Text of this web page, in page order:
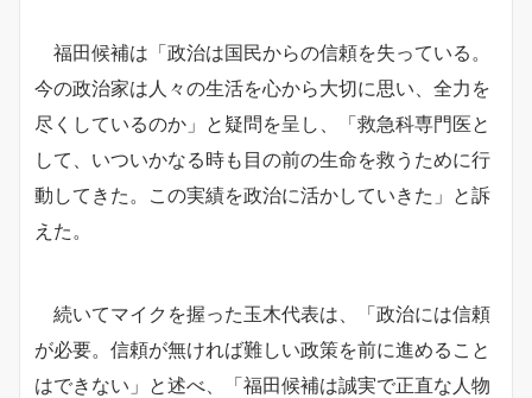
福田候補は「政治は国民からの信頼を失っている。
今の政治家は人々の生活を心から大切に思い、全力を
尽くしているのか」と疑問を呈し、「救急科専門医と
して、いついかなる時も目の前の生命を救うために行
動してきた。この実績を政治に活かしていきた」と訴
えた。
続いてマイクを握った玉木代表は、「政治には信頼
が必要。信頼が無ければ難しい政策を前に進めること
はできない」と述べ、「福田候補は誠実で正直な人物